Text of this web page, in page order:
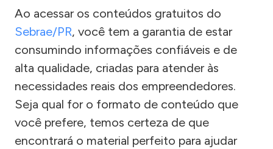
Ao acessar os conteúdos gratuitos do
Sebrae/PR, você tem a garantia de estar
consumindo informações confiáveis e de
alta qualidade, criadas para atender às
necessidades reais dos empreendedores.
Seja qual for o formato de conteúdo que
você prefere, temos certeza de que
encontrará o material perfeito para ajudar